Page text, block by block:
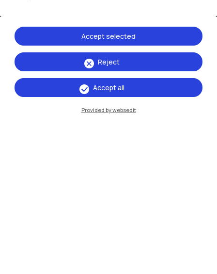
Sedi
Milano Leonardo
Milano Bovisa
Cremona
Reject
Accept selected
Accept all
Provided by websedit